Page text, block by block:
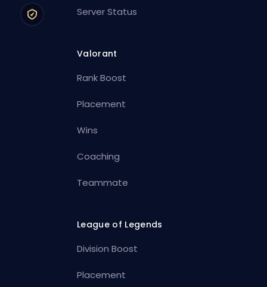
Server Status
Valorant
Rank Boost
Placement
Wins
Coaching
Teammate
League of Legends
Division Boost
Placement